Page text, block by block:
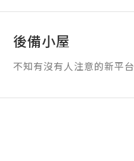
後備小屋
不知有沒有人注意的新平台